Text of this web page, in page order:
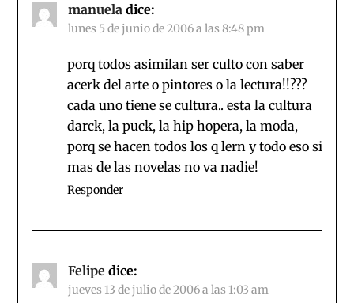
manuela dice:
lunes 5 de junio de 2006 a las 8:48 pm
porq todos asimilan ser culto con saber
acerk del arte o pintores o la lectura!!???
cada uno tiene se cultura.. esta la cultura
darck, la puck, la hip hopera, la moda,
porq se hacen todos los q lern y todo eso si
mas de las novelas no va nadie!
Responder
Felipe dice:
jueves 13 de julio de 2006 a las 1:03 am